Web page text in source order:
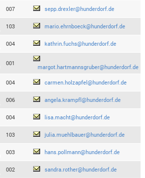
007 sepp.drexler@hunderdorf.de
103 mario.ehrnboeck@hunderdorf.de
004 kathrin.fuchs@hunderdorf.de
001
margot.hartmannsgruber@hunderdorf.de
004 carmen.holzapfel@hunderdorf.de
006 angela.krampfl@hunderdorf.de
004 lisa.macht@hunderdorf.de
103 julia.muehlbauer@hunderdorf.de
003 hans.pollmann@hunderdorf.de
002 sandra.rother@hunderdorf.de